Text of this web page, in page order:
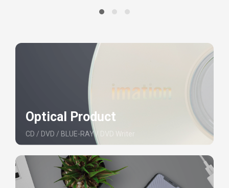
Optical Product
CD / DVD / BLUE-RAY / DVD Writer